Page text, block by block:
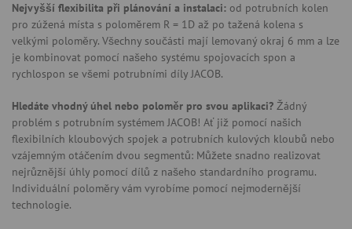
Nejvyšší flexibilita při plánování a instalaci: od potrubních kolen
pro zúžená místa s poloměrem R = 1D až po tažená kolena s
velkými poloměry. Všechny součásti mají lemovaný okraj 6 mm a lze
je kombinovat pomocí našeho systému spojovacích spon a
rychlospon se všemi potrubními díly JACOB.
Hledáte vhodný úhel nebo poloměr pro svou aplikaci? Žádný
problém s potrubním systémem JACOB! Ať již pomocí našich
flexibilních kloubových spojek a potrubních kulových kloubů nebo
vzájemným otáčením dvou segmentů: Můžete snadno realizovat
nejrůznější úhly pomocí dílů z našeho standardního programu.
Individuální poloměry vám vyrobíme pomocí nejmodernější
technologie.